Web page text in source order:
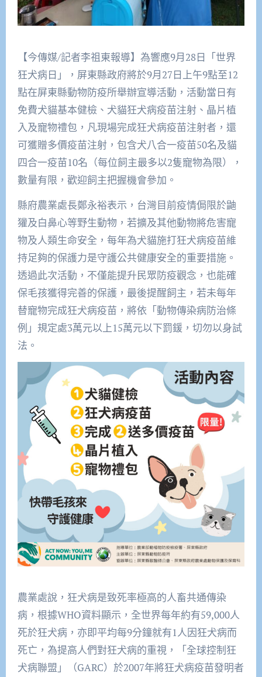
【今傳媒/記者李祖東報導】為響應9月28日「世界
狂犬病日」，屏東縣政府將於9月27日上午9點至12
點在屏東縣動物防疫所舉辦宣導活動，活動當日有
免費犬貓基本健檢、犬貓狂犬病疫苗注射、晶片植
入及寵物禮包，凡現場完成狂犬病疫苗注射者，還
可獲贈多價疫苗注射，包含犬八合一疫苗50名及貓
四合一疫苗10名（每位飼主最多以2隻寵物為限），
數量有限，歡迎飼主把握機會參加。
縣府農業處長鄭永裕表示，台灣目前疫情侷限於鼬
獾及白鼻心等野生動物，若擴及其他動物將危害寵
物及人類生命安全，每年為犬貓施打狂犬病疫苗維
持足夠的保護力是守護公共健康安全的重要措施。
透過此次活動，不僅能提升民眾防疫觀念，也能確
保毛孩獲得完善的保護，最後提醒飼主，若未每年
替寵物完成狂犬病疫苗，將依「動物傳染病防治條
例」規定處3萬元以上15萬元以下罰鍰，切勿以身試
法。
農業處說，狂犬病是致死率極高的人畜共通傳染
病，根據WHO資料顯示，全世界每年約有59,000人
死於狂犬病，亦即平均每9分鐘就有1人因狂犬病而
死亡，為提高人們對狂犬病的重視，「全球控制狂
犬病聯盟」（GARC）於2007年將狂犬病疫苗發明者